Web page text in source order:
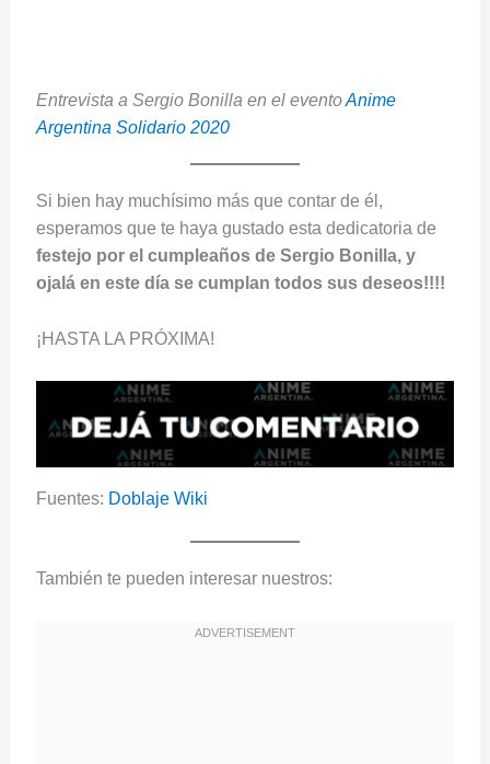
Entrevista a Sergio Bonilla en el eventoAnime
Argentina Solidario 2020
Si bien hay muchísimo más que contar de él,
esperamos que te haya gustado esta dedicatoria de
festejo por el cumpleaños de Sergio Bonilla, y
ojalá en este día se cumplan todos sus deseos!!!!
¡HASTA LA PRÓXIMA!
Fuentes: Doblaje Wiki
También te pueden interesar nuestros: